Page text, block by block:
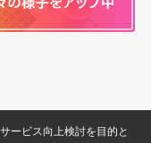
ービス向上検討を目的と